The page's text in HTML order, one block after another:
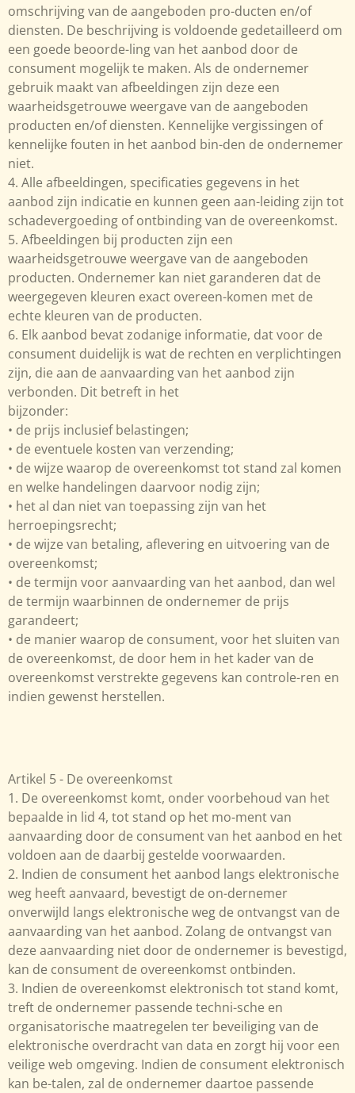
omschrijving van de aangeboden pro-ducten en/of
diensten. De beschrijving is voldoende gedetailleerd om
een goede beoorde-ling van het aanbod door de
consument mogelijk te maken. Als de ondernemer
gebruik maakt van afbeeldingen zijn deze een
waarheidsgetrouwe weergave van de aangeboden
producten en/of diensten. Kennelijke vergissingen of
kennelijke fouten in het aanbod bin-den de ondernemer
niet.
4. Alle afbeeldingen, specificaties gegevens in het
aanbod zijn indicatie en kunnen geen aan-leiding zijn tot
schadevergoeding of ontbinding van de overeenkomst.
5. Afbeeldingen bij producten zijn een
waarheidsgetrouwe weergave van de aangeboden
producten. Ondernemer kan niet garanderen dat de
weergegeven kleuren exact overeen-komen met de
echte kleuren van de producten.
6. Elk aanbod bevat zodanige informatie, dat voor de
consument duidelijk is wat de rechten en verplichtingen
zijn, die aan de aanvaarding van het aanbod zijn
verbonden. Dit betreft in het
bijzonder:
• de prijs inclusief belastingen;
• de eventuele kosten van verzending;
• de wijze waarop de overeenkomst tot stand zal komen
en welke handelingen daarvoor nodig zijn;
• het al dan niet van toepassing zijn van het
herroepingsrecht;
• de wijze van betaling, aflevering en uitvoering van de
overeenkomst;
• de termijn voor aanvaarding van het aanbod, dan wel
de termijn waarbinnen de ondernemer de prijs
garandeert;
• de manier waarop de consument, voor het sluiten van
de overeenkomst, de door hem in het kader van de
overeenkomst verstrekte gegevens kan controle-ren en
indien gewenst herstellen.
Artikel 5 - De overeenkomst
1. De overeenkomst komt, onder voorbehoud van het
bepaalde in lid 4, tot stand op het mo-ment van
aanvaarding door de consument van het aanbod en het
voldoen aan de daarbij gestelde voorwaarden.
2. Indien de consument het aanbod langs elektronische
weg heeft aanvaard, bevestigt de on-dernemer
onverwijld langs elektronische weg de ontvangst van de
aanvaarding van het aanbod. Zolang de ontvangst van
deze aanvaarding niet door de ondernemer is bevestigd,
kan de consument de overeenkomst ontbinden.
3. Indien de overeenkomst elektronisch tot stand komt,
treft de ondernemer passende techni-sche en
organisatorische maatregelen ter beveiliging van de
elektronische overdracht van data en zorgt hij voor een
veilige web omgeving. Indien de consument elektronisch
kan be-talen, zal de ondernemer daartoe passende